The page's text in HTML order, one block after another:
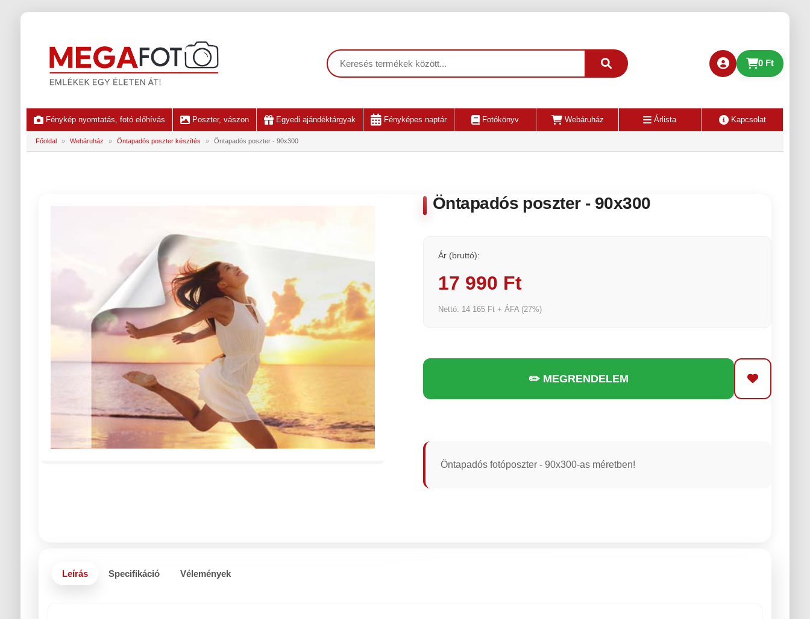
0 Ft
Fénykép nyomtatás, fotó előhívás Poszter, vászon Egyedi ajándéktárgyak Fényképes naptár Fotókönyv Webáruház Árlista Kapcsolat
Főoldal » Webáruház » Öntapadós poszter készítés » Öntapadós poszter - 90x300
Öntapadós poszter - 90x300
Ár (bruttó):
17 990 Ft
Nettó: 14 165 Ft + ÁFA (27%)
✏️ MEGRENDELEM
Öntapadós fotóposzter - 90x300-as méretben!
Leírás Specifikáció Vélemények